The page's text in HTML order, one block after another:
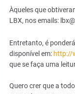
Àqueles que
LBX, nos emails:
Entretanto, é
disponível em: http://
que se faça uma
Quero crer que a